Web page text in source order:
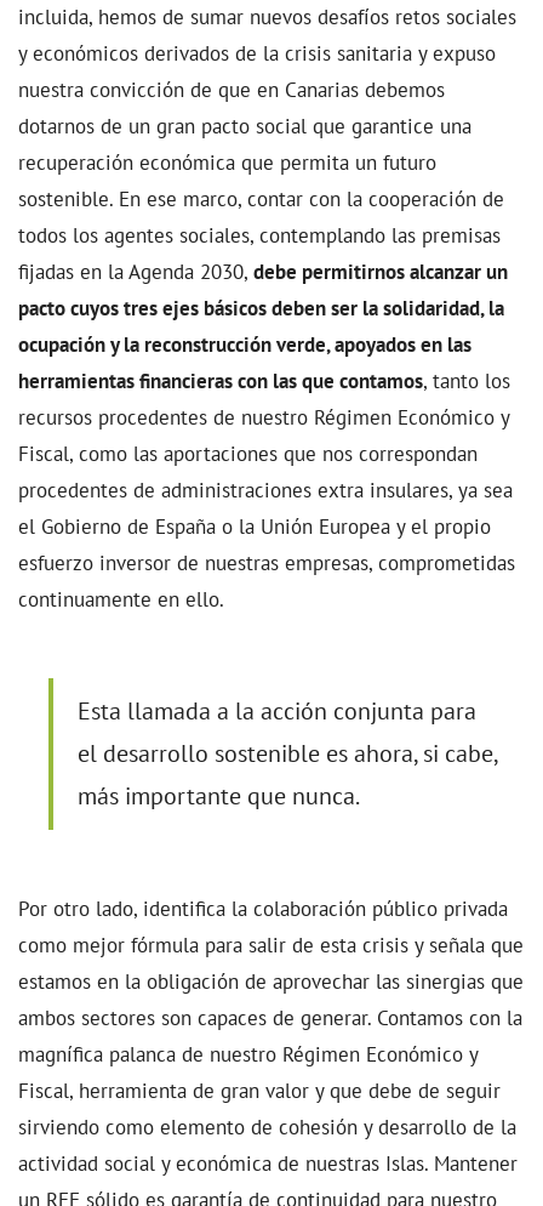
incluida, hemos de sumar nuevos desafíos retos sociales
y económicos derivados de la crisis sanitaria y expuso
nuestra convicción de que en Canarias debemos
dotarnos de un gran pacto social que garantice una
recuperación económica que permita un futuro
sostenible. En ese marco, contar con la cooperación de
todos los agentes sociales, contemplando las premisas
fijadas en la Agenda 2030, debe permitirnos alcanzar un
pacto cuyos tres ejes básicos deben ser la solidaridad, la
ocupación y la reconstrucción verde, apoyados en las
herramientas financieras con las que contamos, tanto los
recursos procedentes de nuestro Régimen Económico y
Fiscal, como las aportaciones que nos correspondan
procedentes de administraciones extra insulares, ya sea
el Gobierno de España o la Unión Europea y el propio
esfuerzo inversor de nuestras empresas, comprometidas
continuamente en ello.
Esta llamada a la acción conjunta para
el desarrollo sostenible es ahora, si cabe,
más importante que nunca.
Por otro lado, identifica la colaboración público privada
como mejor fórmula para salir de esta crisis y señala que
estamos en la obligación de aprovechar las sinergias que
ambos sectores son capaces de generar. Contamos con la
magnífica palanca de nuestro Régimen Económico y
Fiscal, herramienta de gran valor y que debe de seguir
sirviendo como elemento de cohesión y desarrollo de la
actividad social y económica de nuestras Islas. Mantener
un REF sólido es garantía de continuidad para nuestro